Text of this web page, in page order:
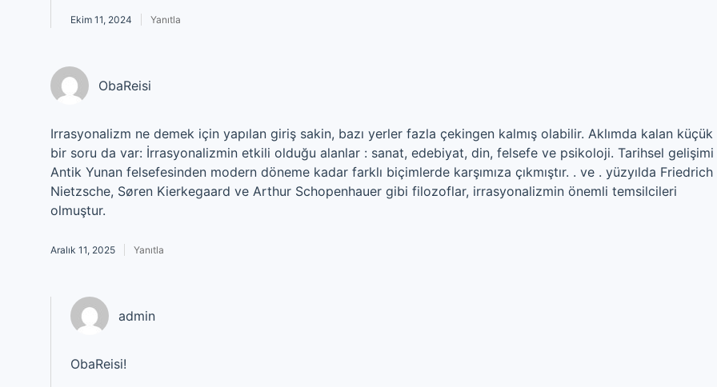
Ekim 11, 2024 Yanıtla
ObaReisi
Irrasyonalizm ne demek için yapılan giriş sakin, bazı yerler fazla çekingen kalmış olabilir. Aklımda kalan küçük
bir soru da var: İrrasyonalizmin etkili olduğu alanlar : sanat, edebiyat, din, felsefe ve psikoloji. Tarihsel gelişimi
Antik Yunan felsefesinden modern döneme kadar farklı biçimlerde karşımıza çıkmıştır. . ve . yüzyılda Friedrich
Nietzsche, Søren Kierkegaard ve Arthur Schopenhauer gibi filozoflar, irrasyonalizmin önemli temsilcileri
olmuştur.
Aralık 11, 2025 Yanıtla
admin
ObaReisi!